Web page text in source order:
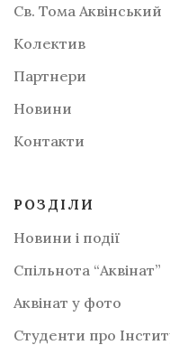
Св. Тома Аквінський
Колектив
Партнери
Новини
Контакти
РОЗДІЛИ
Новини і події
Спільнота “Аквінат”
Аквінат у фото
Студенти про